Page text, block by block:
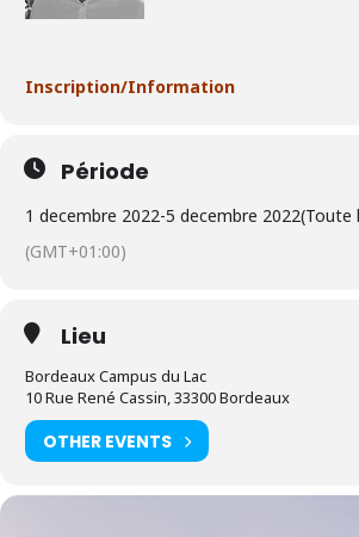
Inscription/Information
Période
1 decembre 2022-5 decembre 2022(Toute
(GMT+01:00)
Lieu
Bordeaux Campus du Lac
10 Rue René Cassin, 33300 Bordeaux
OTHER EVENTS